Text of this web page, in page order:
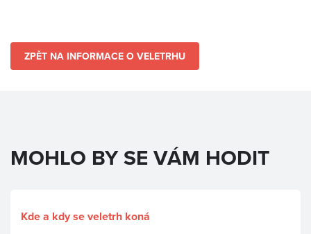
ZPĚT NA INFORMACE O VELETRHU
MOHLO BY SE VÁM HODIT
Kde a kdy se veletrh koná